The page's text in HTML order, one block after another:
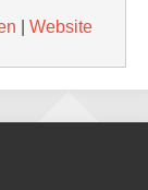
Website